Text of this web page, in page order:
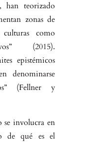
han teorizado
zonas de
como
(2015).
epistémicos
denominarse
(Fellner y
se involucra en
de qué es el